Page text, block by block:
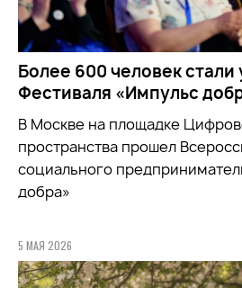
Более 600 человек стали
Фестиваля «Импульс
В Москве на площадке
пространства прошел
социального
добра»
5 МАЯ 2026